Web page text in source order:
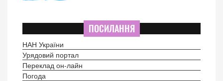
ПОСИЛАННЯ
НАН України
Урядовий портал
Переклад он-лайн
Погода